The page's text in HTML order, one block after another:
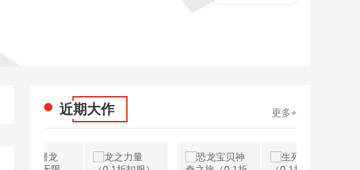
近期大作 更多+